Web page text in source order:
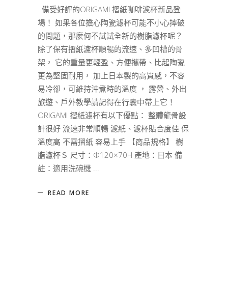
備受好評的ORIGAMI 摺紙咖啡濾杯新品登
場！ 如果各位擔心陶瓷濾杯可能不小心摔破
的問題，那麼何不試試全新的樹脂濾杯呢？
除了保有摺紙濾杯順暢的流速、多凹槽的骨
架， 它的重量更輕盈、方便攜帶、比起陶瓷
更為堅固耐用， 加上日本製的高質感，不容
易冷卻，可維持沖煮時的溫度 ， 露營、外出
旅遊、戶外教學請記得在行囊中帶上它！
ORIGAMI 摺紙濾杯有以下優點： 整體龍骨設
計很好 流速非常順暢 濾紙、濾杯貼合度佳 保
溫度高 不需摺紙 容易上手 【商品規格】 樹
脂濾杯Ｓ 尺寸：Φ120×70H 產地：日本 備
註：適用洗碗機
READ MORE